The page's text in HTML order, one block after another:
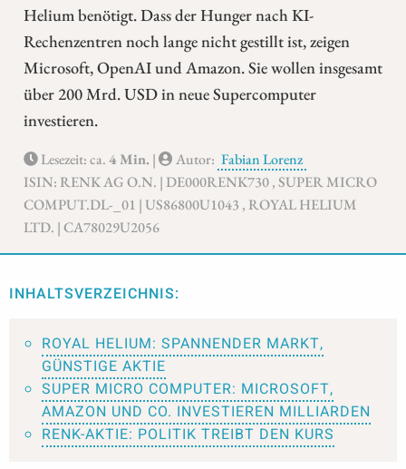
Helium benötigt. Dass der Hunger nach KI-
Rechenzentren noch lange nicht gestillt ist, zeigen
Microsoft, OpenAI und Amazon. Sie wollen insgesamt
über 200 Mrd. USD in neue Supercomputer
investieren.
Lesezeit: ca.4 Min. | Autor: Fabian Lorenz
ISIN: RENK AG O.N. | DE000RENK730 , SUPER MICRO
COMPUT.DL-_01 | US86800U1043 , ROYAL HELIUM
LTD. | CA78029U2056
INHALTSVERZEICHNIS:
ROYAL HELIUM: SPANNENDER MARKT,
GÜNSTIGE AKTIE
SUPER MICRO COMPUTER: MICROSOFT,
AMAZON UND CO. INVESTIEREN MILLIARDEN
RENK-AKTIE: POLITIK TREIBT DEN KURS